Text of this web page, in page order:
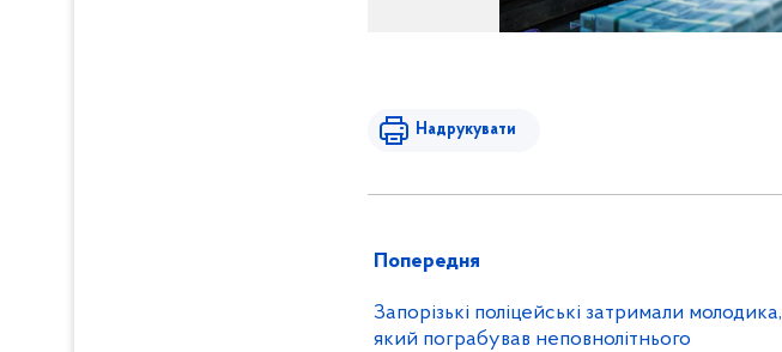
Надрукувати
Попередня
Запорізькі поліцейські затримали молодика,
який пограбував неповнолітнього